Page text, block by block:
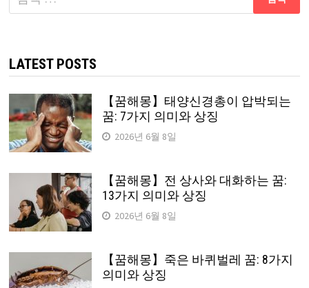
음
LATEST POSTS
【꿈해몽】태양신경총이 압박되는
꿈: 7가지 의미와 상징
2026년 6월 8일
【꿈해몽】전 상사와 대화하는 꿈:
13가지 의미와 상징
2026년 6월 8일
【꿈해몽】죽은 바퀴벌레 꿈: 8가지
의미와 상징